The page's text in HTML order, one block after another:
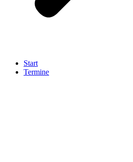
Start
Termine